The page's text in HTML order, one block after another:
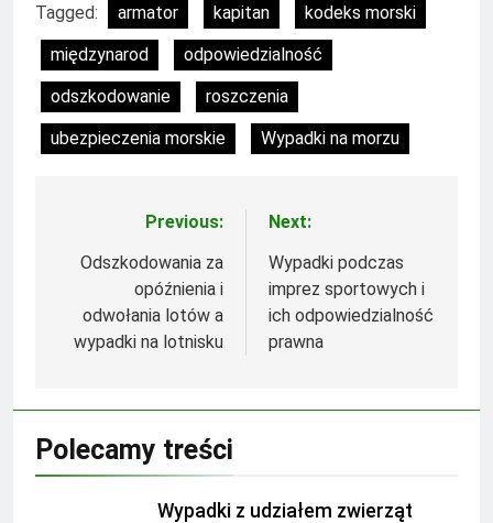
Tagged: armator kapitan
kodeks morski
międzynarod
odpowiedzialność
odszkodowanie
roszczenia
ubezpieczenia morskie
Wypadki na morzu
Nawigacja
wpisu
Previous:
Odszkodowania za
opóźnienia i
odwołania lotów a
wypadki na lotnisku
Next:
Wypadki podczas
imprez sportowych i
ich odpowiedzialność
prawna
Polecamy treści
Wypadki z udziałem zwierząt